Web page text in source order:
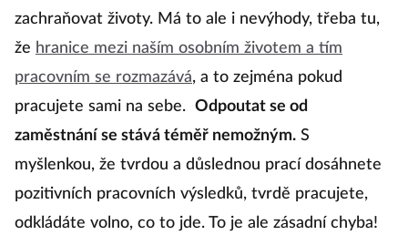
zachraňovat životy. Má to ale i nevýhody, třeba tu,
že hranice mezi naším osobním životem a tím
pracovním se rozmazává, a to zejména pokud
pracujete sami na sebe. Odpoutat se od
zaměstnání se stává téměř nemožným. S
myšlenkou, že tvrdou a důslednou prací dosáhnete
pozitivních pracovních výsledků, tvrdě pracujete,
odkládáte volno, co to jde. To je ale zásadní chyba!